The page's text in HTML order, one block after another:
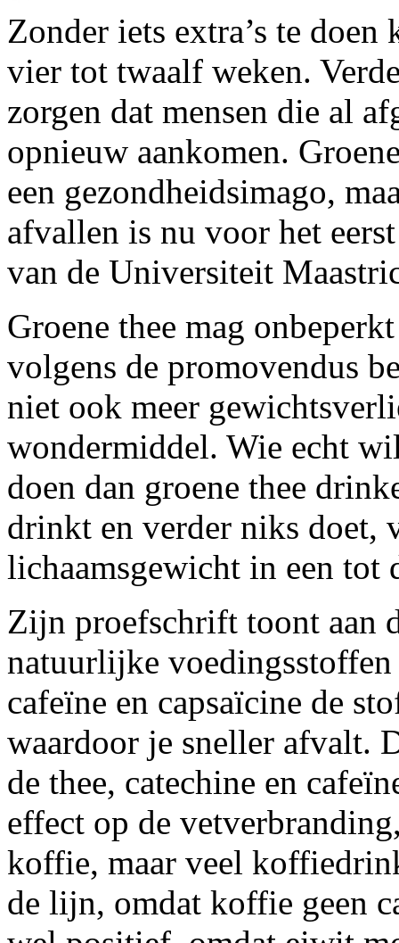
Zonder iets extra’s te
vier tot twaalf weken.
zorgen dat mensen die al
opnieuw aankomen.
een gezondheidsimago,
afvallen is nu voor het
van de Universiteit
Groene thee mag
volgens de promovendus
niet ook meer
wondermiddel. Wie echt
doen dan groene thee
drinkt en verder niks doet,
lichaamsgewicht in een tot
Zijn proefschrift toont aan
natuurlijke
cafeïne en capsaïcine de
waardoor je sneller afvalt.
de thee, catechine en
effect op de
koffie, maar veel
de lijn, omdat koffie geen